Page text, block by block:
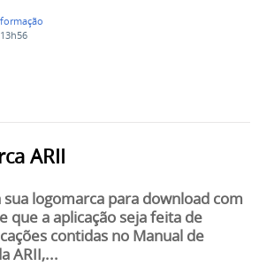
ARII
sua logomarca para download com
que a aplicação seja feita de
contidas no Manual de
ARII,...